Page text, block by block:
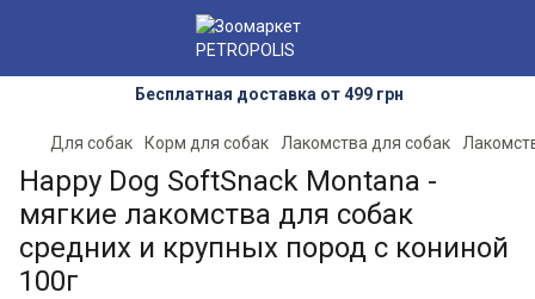
Бесплатная доставка от 499 грн
Для собак Корм для собак Лакомства для собак
Happy Dog SoftSnack Montana -
мягкие лакомства для собак
средних и крупных пород с кониной
100г